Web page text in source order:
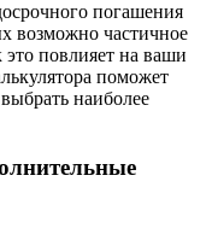
погашения
возможно частичное
повлияет на ваши
поможет
наиболее